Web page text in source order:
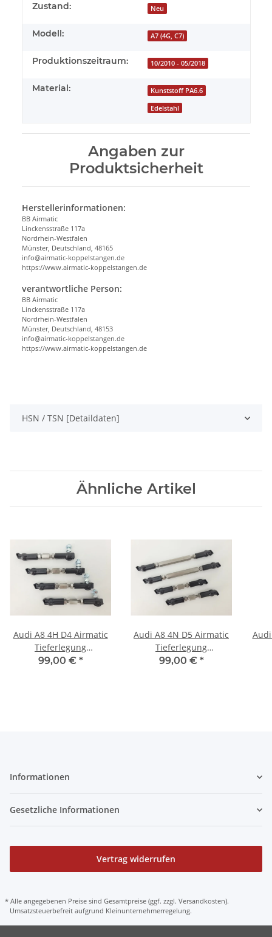
Produkteigenschaft
Wert
Zustand: Neu
Modell: A7 (4G, C7)
Produktionszeitraum: 10/2010 - 05/2018
Material: Kunststoff PA6.6
Edelstahl
Angaben zur
Produktsicherheit
Herstellerinformationen:
BB Airmatic
Linckensstraße 117a
Nordrhein-Westfalen
Münster, Deutschland, 48165
info@airmatic-koppelstangen.de
https://www.airmatic-koppelstangen.de
verantwortliche Person:
BB Airmatic
Linckensstraße 117a
Nordrhein-Westfalen
Münster, Deutschland, 48153
info@airmatic-koppelstangen.de
https://www.airmatic-koppelstangen.de
HSN / TSN [Detaildaten]
Ähnliche Artikel
Audi A8 4H D4 Airmatic
Tieferlegung
Luftfahrwerk ASS
99,00 € *
Audi A8 4N D5 Airmatic
Tieferlegung
Luftfahrwerk ASS
99,00 € *
Informationen
Gesetzliche Informationen
Vertrag widerrufen
* Alle angegebenen Preise sind Gesamtpreise (ggf. zzgl. Versandkosten).
Umsatzsteuerbefreit aufgrund Kleinunternehmerregelung.